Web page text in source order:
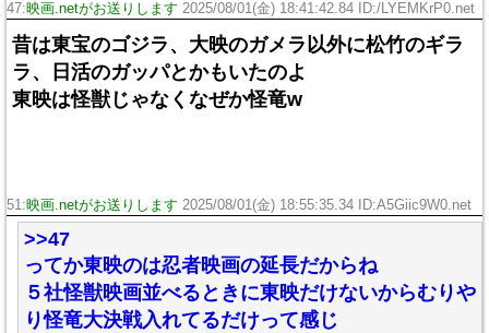
47:映画.netがお送りします 2025/08/01(金) 18:41:42.84 ID:/LYEMKrP0.net
昔は東宝のゴジラ、大映のガメラ以外に松竹のギラ
ラ、日活のガッパとかもいたのよ
東映は怪獣じゃなくなぜか怪竜w
51:映画.netがお送りします 2025/08/01(金) 18:55:35.34 ID:A5Giic9W0.net
>>47
ってか東映のは忍者映画の延長だからね
５社怪獣映画並べるときに東映だけないからむりや
り怪竜大決戦入れてるだけって感じ